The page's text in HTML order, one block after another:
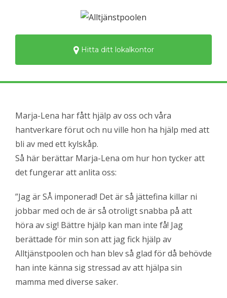
Hitta ditt lokalkontor
Marja-Lena har fått hjälp av oss och våra
hantverkare förut och nu ville hon ha hjälp med att
bli av med ett kylskåp.
Så här berättar Marja-Lena om hur hon tycker att
det fungerar att anlita oss:
”Jag är SÅ imponerad! Det är så jättefina killar ni
jobbar med och de är så otroligt snabba på att
höra av sig! Bättre hjälp kan man inte få! Jag
berättade för min son att jag fick hjälp av
Alltjänstpoolen och han blev så glad för då behövde
han inte känna sig stressad av att hjälpa sin
mamma med diverse saker.